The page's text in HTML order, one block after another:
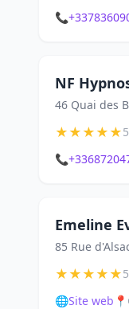
📞
NF
46 Quai des
★★★★★
📞
Emeline
85 Rue
★★★★★
🌐Site web 📍